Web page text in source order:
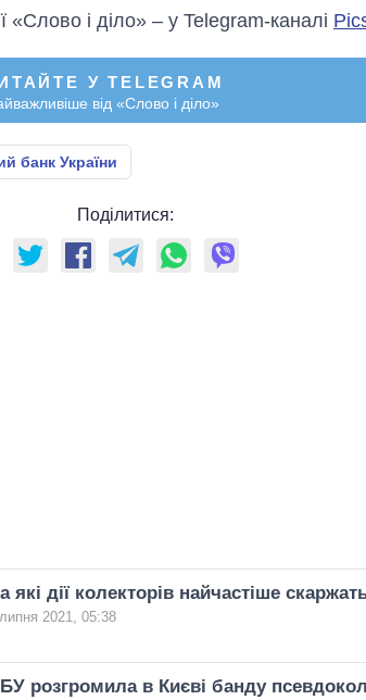
«Слово і діло» – у Telegram-каналі
У TELEGRAM
від «Слово і діло»
банк України
Поділитися:
які дії колекторів найчастіше
2021, 05:38
розгромила в Києві банду